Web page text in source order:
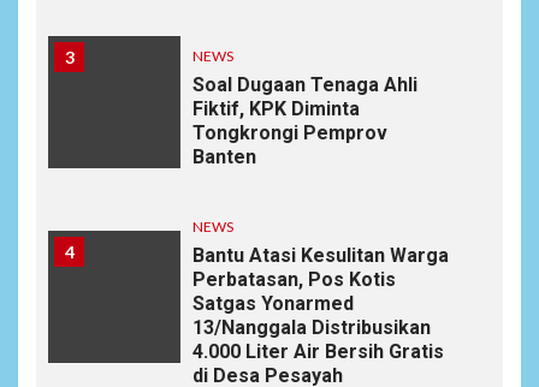
3 NEWS
Soal Dugaan Tenaga Ahli
Fiktif, KPK Diminta
Tongkrongi Pemprov
Banten
4
NEWS
Bantu Atasi Kesulitan Warga
Perbatasan, Pos Kotis
Satgas Yonarmed
13/Nanggala Distribusikan
4.000 Liter Air Bersih Gratis
di Desa Pesayah